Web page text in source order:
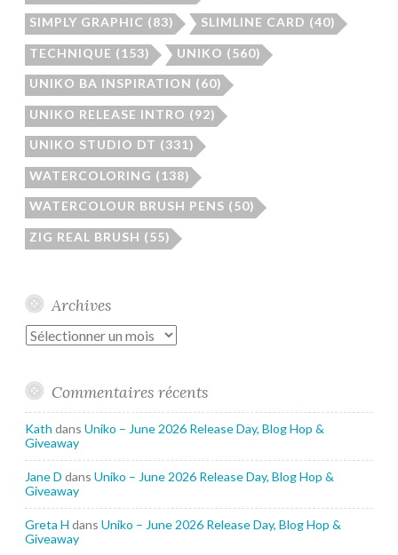
SIMPLY GRAPHIC (83) SLIMLINE CARD (40)
TECHNIQUE (153) UNIKO (560)
UNIKO BA INSPIRATION (60)
UNIKO RELEASE INTRO (92)
UNIKO STUDIO DT (331)
WATERCOLORING (138)
WATERCOLOUR BRUSH PENS (50)
ZIG REAL BRUSH (55)
Archives
Archives
Commentaires récents
Kath dans Uniko – June 2026 Release Day, Blog Hop &
Giveaway
Jane D dans Uniko – June 2026 Release Day, Blog Hop &
Giveaway
Greta H dans Uniko – June 2026 Release Day, Blog Hop &
Giveaway